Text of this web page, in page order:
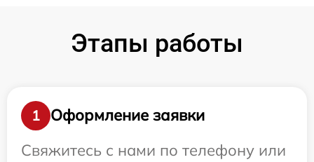
Этапы работы
1
Оформление заявки
Свяжитесь с нами по телефону или